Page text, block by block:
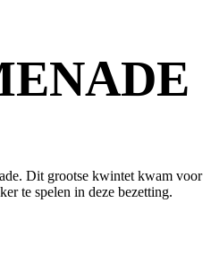
Dit grootse kwintet kwam voor
te spelen in deze bezetting.